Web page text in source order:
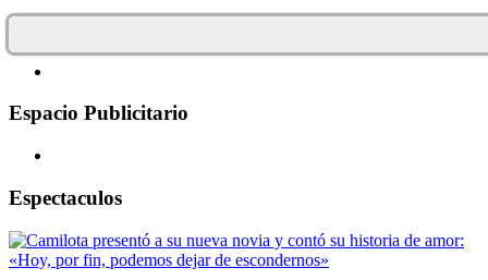
Espacio Publicitario
Espectaculos